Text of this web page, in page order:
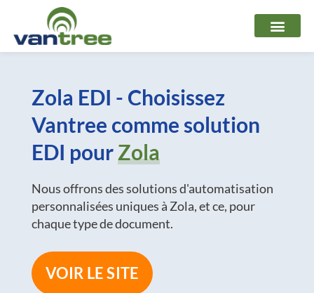
contenu
Zola EDI - Choisissez
Vantree comme solution
EDI pourZola
Nous offrons des solutions d'automatisation
personnalisées uniques à Zola, et ce, pour
chaque type de document.
VOIR LE SITE